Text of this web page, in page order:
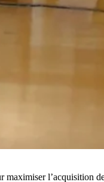
maximiser l’acquisition